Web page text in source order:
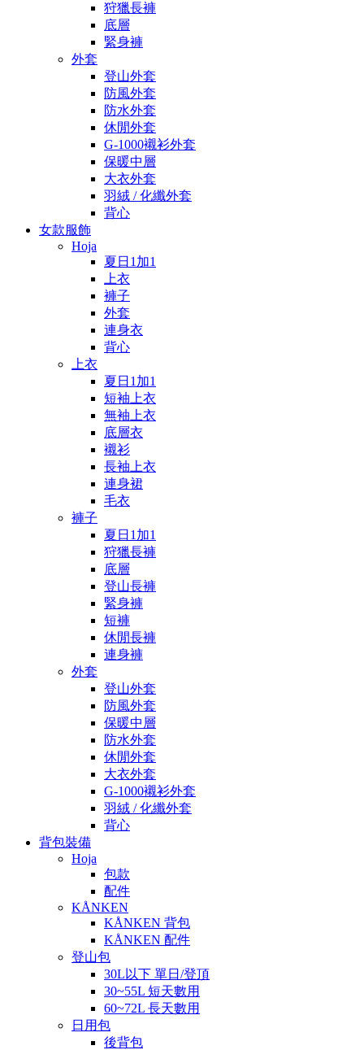
狩獵長褲
底層
緊身褲
外套
登山外套
防風外套
防水外套
休閒外套
G-1000襯衫外套
保暖中層
大衣外套
羽絨 / 化纖外套
背心
女款服飾
Hoja
夏日1加1
上衣
褲子
外套
連身衣
背心
上衣
夏日1加1
短袖上衣
無袖上衣
底層衣
襯衫
長袖上衣
連身裙
毛衣
褲子
夏日1加1
狩獵長褲
底層
登山長褲
緊身褲
短褲
休閒長褲
連身褲
外套
登山外套
防風外套
保暖中層
防水外套
休閒外套
大衣外套
G-1000襯衫外套
羽絨 / 化纖外套
背心
背包裝備
Hoja
包款
配件
KÅNKEN
KÅNKEN 背包
KÅNKEN 配件
登山包
30L以下 單日/登頂
30~55L 短天數用
60~72L 長天數用
日用包
後背包